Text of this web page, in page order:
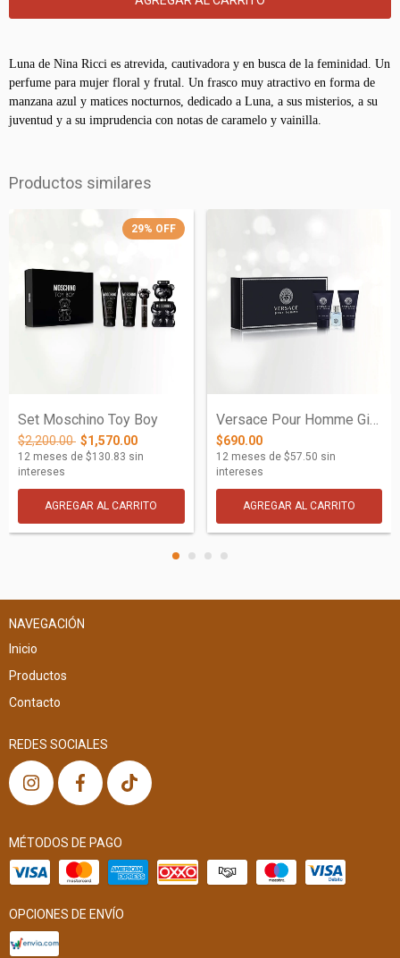
Luna de Nina Ricci es atrevida, cautivadora y en busca de la feminidad. Un
perfume para mujer floral y frutal. Un frasco muy atractivo en forma de
manzana azul y matices nocturnos, dedicado a Luna, a sus misterios, a su
juventud y a su imprudencia con notas de caramelo y vainilla.
Productos similares
29% OFF
Set Moschino Toy Boy
$2,200.00 $1,570.00
12 meses de $130.83 sin
intereses
$690.00
12 meses de $57.50 sin
intereses
NAVEGACIÓN
Inicio
Productos
Contacto
REDES SOCIALES
MÉTODOS DE PAGO
OPCIONES DE ENVÍO